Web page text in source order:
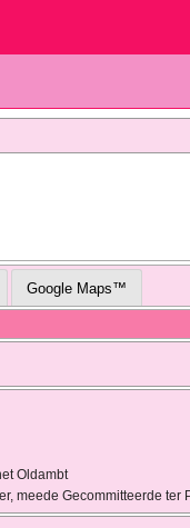
Google Maps™
Oldambt
meede Gecommitteerde